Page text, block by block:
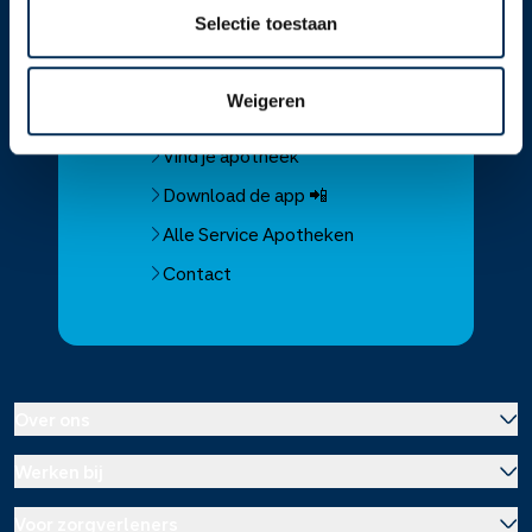
Selectie toestaan
Weigeren
ServiceApotheek
Service Apotheek home
Vind je apotheek
Download de app 📲
Alle Service Apotheken
Contact